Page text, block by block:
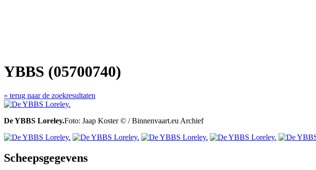
YBBS (05700740)
« terug naar de zoekresultaten
De YBBS Loreley.Foto: Jaap Koster © / Binnenvaart.eu Archief
Scheepsgegevens